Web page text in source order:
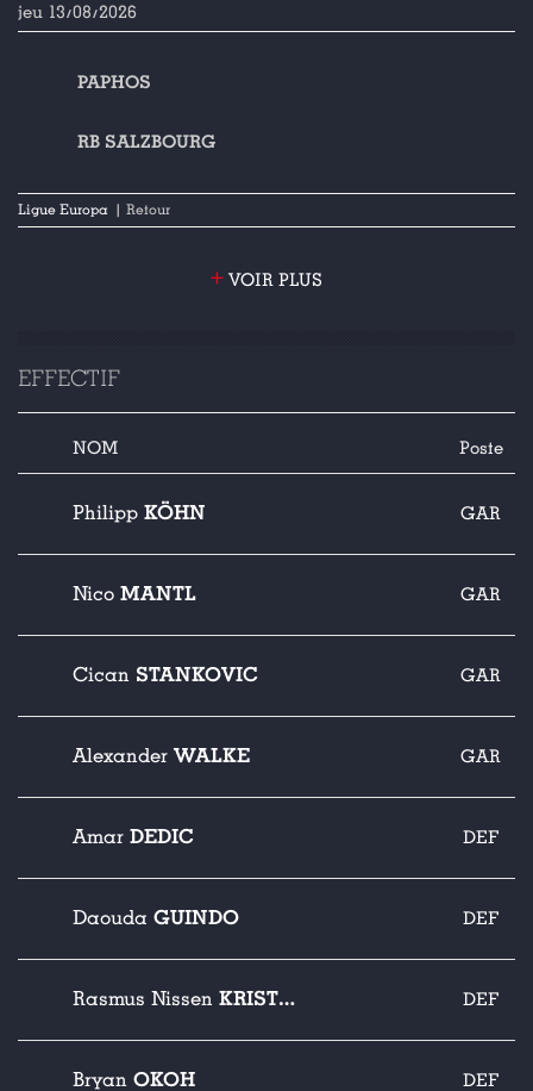
jeu 13/08/2026
PAPHOS
RB SALZBOURG
Ligue Europa | Retour
+ VOIR PLUS
EFFECTIF
NOM Poste
Philipp KÖHN GAR
Nico MANTL GAR
Cican STANKOVIC GAR
Alexander WALKE GAR
Amar DEDIC DEF
Daouda GUINDO DEF
Rasmus Nissen KRISTENSEN DEF
Bryan OKOH DEF